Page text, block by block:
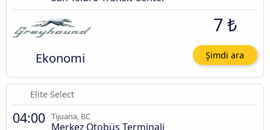
Ekonomi
7 ₺
Şimdi ara
Elite Select
04:00 Tijuana, BC
Merkez Otobüs Terminali